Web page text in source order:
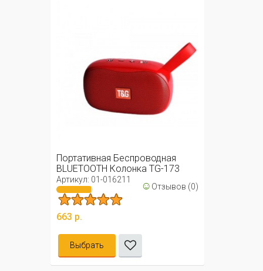
Портативная Беспроводная
BLUETOOTH Колонка TG-173
Артикул: 01-016211 ☺ Отзывов (0)
663 р.
Выбрать